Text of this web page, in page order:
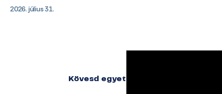
2026. július 31.
Kövesd egyetemünk